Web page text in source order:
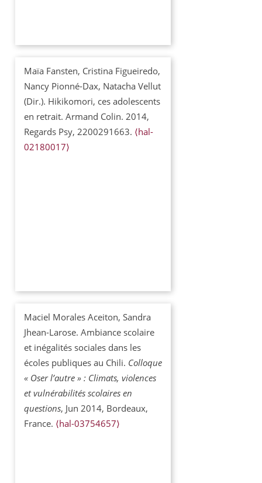
Maïa Fansten, Cristina Figueiredo,
Nancy Pionné-Dax, Natacha Vellut
(Dir.). Hikikomori, ces adolescents
en retrait. Armand Colin. 2014,
Regards Psy, 2200291663. ⟨hal-
02180017⟩
Maciel Morales Aceiton, Sandra
Jhean-Larose. Ambiance scolaire
et inégalités sociales dans les
écoles publiques au Chili. Colloque
« Oser l’autre » : Climats, violences
et vulnérabilités scolaires en
questions, Jun 2014, Bordeaux,
France. ⟨hal-03754657⟩